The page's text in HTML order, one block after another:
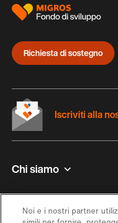
Richiesta di sostegno
Chi siamo
Iscriviti alla
Noi e i nostri partner